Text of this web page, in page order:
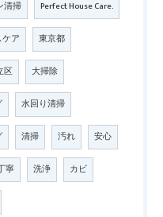
清掃 Perfect House Care.
ア 東京都
区 大掃除
水回り清掃
清掃 汚れ 安心
寧 洗浄 カビ